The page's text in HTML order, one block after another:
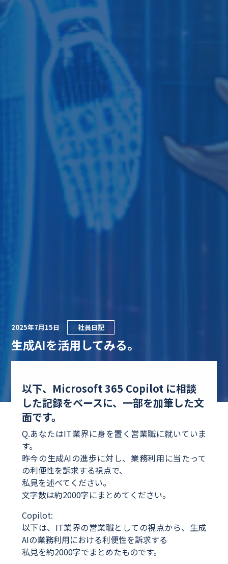
2025年7月15日 社員日記
生成AIを活用してみる。
以下、Microsoft 365 Copilot に相談
した記録をベースに、一部を加筆した文
面です。
Q.あなたはIT業界に身を置く営業職に就いていま
す。
昨今の生成AIの進歩に対し、業務利用に当たって
の利便性を訴求する視点で、
私見を述べてください。
文字数は約2000字にまとめてください。
Copilot:
以下は、IT業界の営業職としての視点から、生成
AIの業務利用における利便性を訴求する
私見を約2000字でまとめたものです。